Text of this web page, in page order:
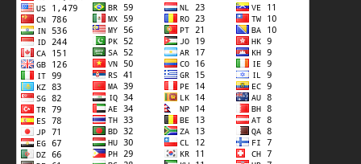
3
Harga Emas Hari Ini: Panduan untuk
Membeli dan Investasi
Eco Contributor
4